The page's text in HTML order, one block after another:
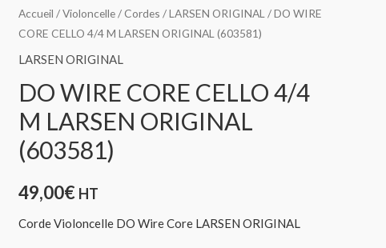
Accueil /Violoncelle/Cordes /LARSEN ORIGINAL / DO WIRE
CORE CELLO 4/4 M LARSEN ORIGINAL (603581)
LARSEN ORIGINAL
DO WIRE CORE CELLO 4/4
M LARSEN ORIGINAL
(603581)
49,00€ HT
Corde Violoncelle DO Wire Core LARSEN ORIGINAL